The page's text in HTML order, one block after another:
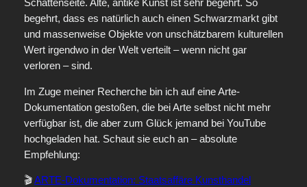
Schattenseite. Alte, antike Kunst ist sehr begehrt. So
begehrt, dass es natürlich auch einen Schwarzmarkt gibt
und massenweise Objekte von unschätzbarem kulturellen
Wert irgendwo in der Welt verteilt – wenn nicht gar
verloren – sind.
Im Zuge meiner Recherche bin ich auf eine Arte-
Dokumentation gestoßen, die bei Arte selbst nicht mehr
verfügbar ist, die aber zum Glück jemand bei YouTube
hochgeladen hat. Schaut sie euch an – absolute
Empfehlung:
🎬ARTE-Dokumentation: Staatsaffäre Kunsthandel